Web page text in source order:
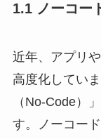
1.1 ノーコー
近年、アプリ
高度化してい
（No-Code）
す。ノーコー